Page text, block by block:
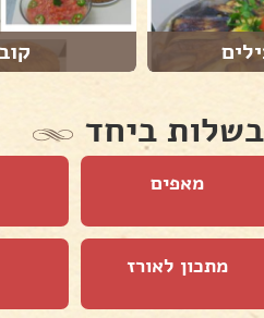
ביחד
מאפים
מתכון לאורז